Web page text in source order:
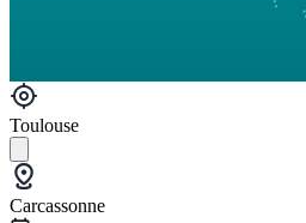
Toulouse
Carcassonne